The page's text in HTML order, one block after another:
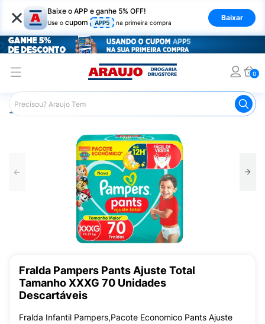
× Baixe o APP e ganhe 5% OFF!
Use o cupom APP5 na primeira compra
Baixar
0
Araujo Infantil Fraldas Infantis
Fralda Pampers Pants Ajuste Total
Tamanho XXXG 70 Unidades
Descartáveis
Fralda Infantil Pampers,Pacote Economico Pants Ajuste